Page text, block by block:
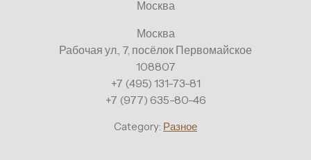
Москва
Москва
Рабочая ул., 7, посёлок Первомайское
108807
+7 (495) 131-73-81
+7 (977) 635-80-46
Category: Разное